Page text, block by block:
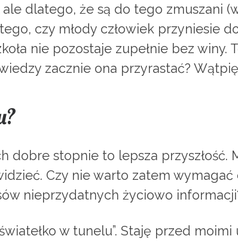
dlatego, że są do tego zmuszani
czy młody człowiek przyniesie
nie pozostaje zupełnie bez winy.
zacznie ona przyrastać?
dobre stopnie to lepsza przyszłość.
Czy nie warto zatem
nieprzydatnych życiowo
w tunelu”. Staję przed